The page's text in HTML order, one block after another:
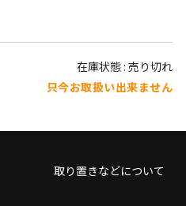
在庫状態 : 売り切れ
只今お取扱い出来ません
取り置きなどについて